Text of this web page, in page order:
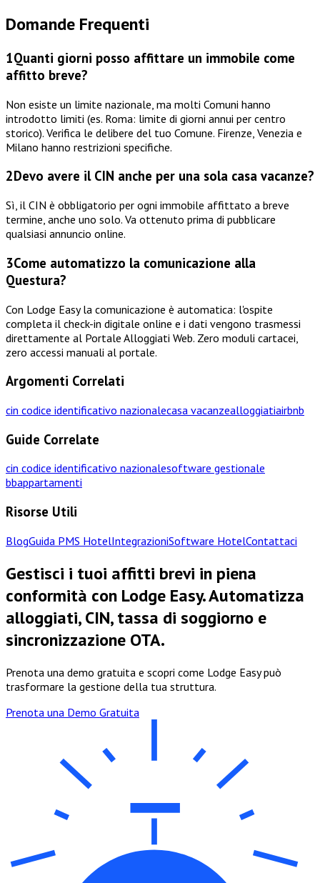
Domande Frequenti
1Quanti giorni posso affittare un immobile come
affitto breve?
Non esiste un limite nazionale, ma molti Comuni hanno
introdotto limiti (es. Roma: limite di giorni annui per centro
storico). Verifica le delibere del tuo Comune. Firenze, Venezia e
Milano hanno restrizioni specifiche.
2Devo avere il CIN anche per una sola casa vacanze?
Sì, il CIN è obbligatorio per ogni immobile affittato a breve
termine, anche uno solo. Va ottenuto prima di pubblicare
qualsiasi annuncio online.
3Come automatizzo la comunicazione alla
Questura?
Con Lodge Easy la comunicazione è automatica: l'ospite
completa il check-in digitale online e i dati vengono trasmessi
direttamente al Portale Alloggiati Web. Zero moduli cartacei,
zero accessi manuali al portale.
Argomenti Correlati
cin codice identificativo nazionalecasa vacanzealloggiatiairbnb
Guide Correlate
cin codice identificativo nazionalesoftware gestionale
bbappartamenti
Risorse Utili
BlogGuida PMS HotelIntegrazioniSoftware HotelContattaci
Gestisci i tuoi affitti brevi in piena
conformità con Lodge Easy. Automatizza
alloggiati, CIN, tassa di soggiorno e
sincronizzazione OTA.
Prenota una demo gratuita e scopri come Lodge Easy può
trasformare la gestione della tua struttura.
Prenota una Demo Gratuita